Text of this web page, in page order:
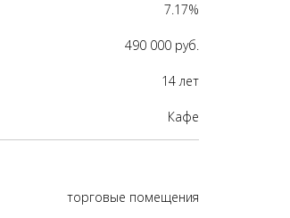
7.17%
490 000 руб.
14 лет
Кафе
торговые помещения